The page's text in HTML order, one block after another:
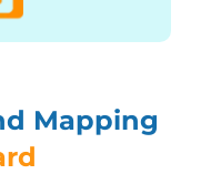
Mapping